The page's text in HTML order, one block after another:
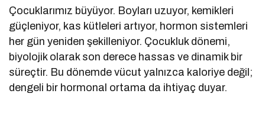
Çocuklarımız büyüyor. Boyları uzuyor, kemikleri
güçleniyor, kas kütleleri artıyor, hormon sistemleri
her gün yeniden şekilleniyor. Çocukluk dönemi,
biyolojik olarak son derece hassas ve dinamik bir
süreçtir. Bu dönemde vücut yalnızca kaloriye değil;
dengeli bir hormonal ortama da ihtiyaç duyar.